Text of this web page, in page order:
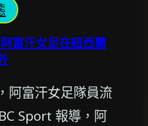
富汗女足在紐西蘭
阿富汗女足隊員流
Sport 報導，阿